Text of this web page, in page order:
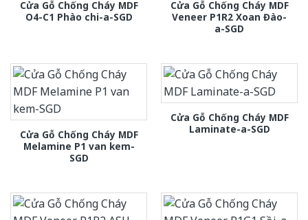
Cửa Gỗ Chống Cháy MDF
O4-C1 Phào chi-a-SGD
Cửa Gỗ Chống Cháy MDF
Veneer P1R2 Xoan Đào-
a-SGD
Cửa Gỗ Chống Cháy MDF
Melamine P1 van kem-
SGD
Cửa Gỗ Chống Cháy MDF
Laminate-a-SGD